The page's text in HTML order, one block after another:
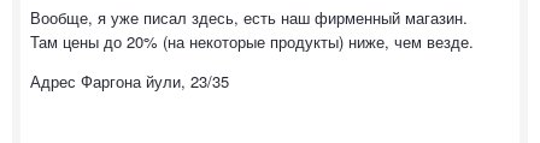
Вообще, я уже писал здесь, есть наш фирменный магазин.
Там цены до 20% (на некоторые продукты) ниже, чем везде.
Адрес Фаргона йули, 23/35